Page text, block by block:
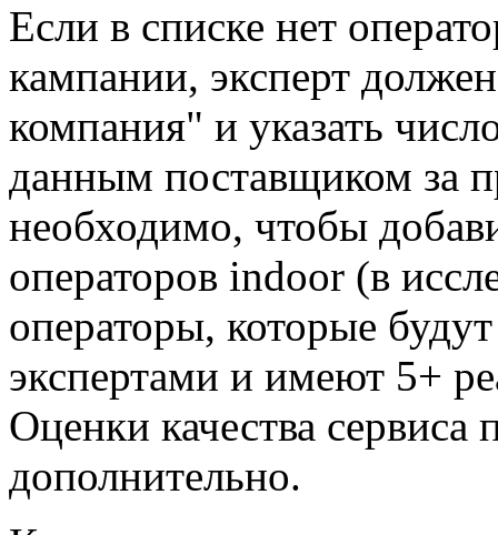
Если в списке нет
кампании, эксперт
компания" и указать
данным поставщиком за
необходимо, чтобы
операторов indoor (в
операторы, которые
экспертами и имеют 5+
Оценки качества
дополнительно.